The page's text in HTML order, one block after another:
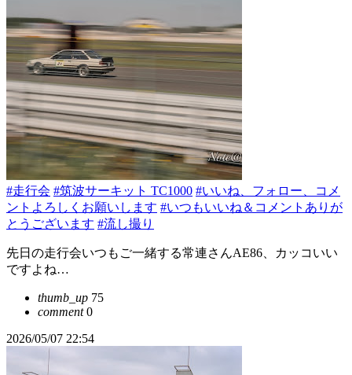
#走行会 #筑波サーキット TC1000 #いいね、フォロー、コメ
ントよろしくお願いします #いつもいいね＆コメントありが
とうございます #流し撮り
先日の走行会いつもご一緒する常連さんAE86、カッコいい
ですよね…
thumb_up 75
comment0
2026/05/07 22:54